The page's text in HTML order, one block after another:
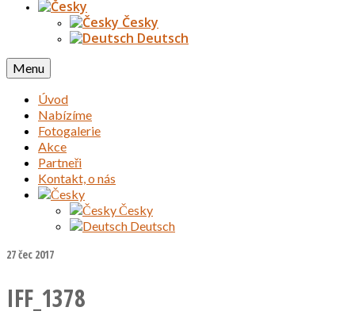
Česky
Deutsch
Menu
Úvod
Nabízíme
Fotogalerie
Akce
Partneři
Kontakt, o nás
Česky
Deutsch
27čec 2017
IFF_1378